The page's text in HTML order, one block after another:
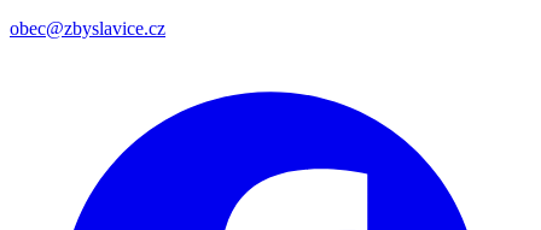
obec@zbyslavice.cz